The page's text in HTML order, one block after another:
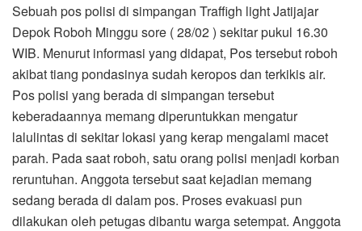
Sebuah pos polisi di simpangan Traffigh light Jatijajar
Depok Roboh Minggu sore ( 28/02 ) sekitar pukul 16.30
WIB. Menurut informasi yang didapat, Pos tersebut roboh
akibat tiang pondasinya sudah keropos dan terkikis air.
Pos polisi yang berada di simpangan tersebut
keberadaannya memang diperuntukkan mengatur
lalulintas di sekitar lokasi yang kerap mengalami macet
parah. Pada saat roboh, satu orang polisi menjadi korban
reruntuhan. Anggota tersebut saat kejadian memang
sedang berada di dalam pos. Proses evakuasi pun
dilakukan oleh petugas dibantu warga setempat. Anggota